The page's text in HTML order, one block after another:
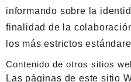
informando sobre la
finalidad de la
los más estrictos
Contenido de otros sitios
Las páginas de este sitio